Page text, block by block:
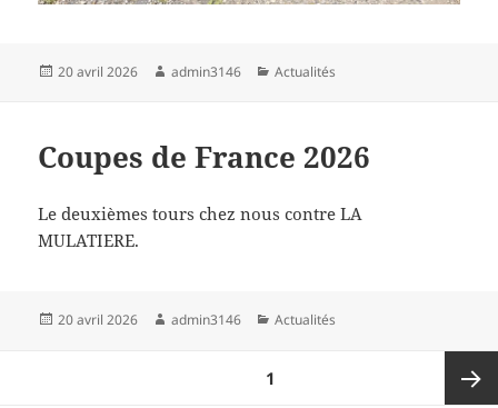
Publié
20 avril 2026 Auteur
admin3146 Catégories
Actualités
Coupes de France 2026
Le deuxièmes tours chez nous contre LA
MULATIERE.
Publié
20 avril 2026 Auteur
admin3146 Catégories
Actualités
1